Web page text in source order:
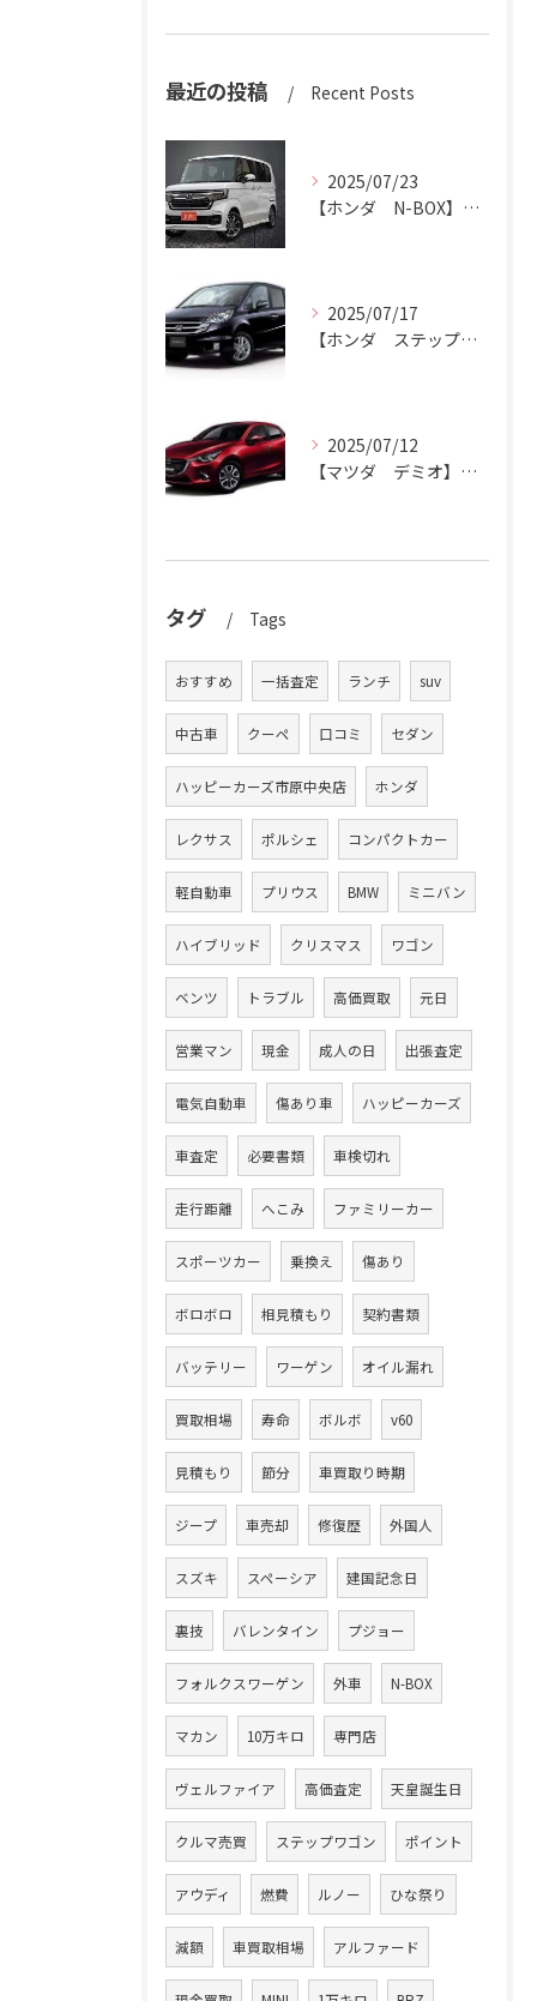
最近の投稿 Recent Posts
2025/07/23
【ホンダ N-BOX】N-BOXをハッピーカーズ市原中央店にお売りください。
2025/07/17
【ホンダ ステップワゴン】ハッピーカーズ市原中央店がステップワゴン買取ります。
2025/07/12
【マツダ デミオ】デミオの買取りはハッピーカーズ市原中央店におまかせ。
タグ Tags
おすすめ 一括査定 ランチ suv
中古車 クーペ 口コミ セダン
ハッピーカーズ市原中央店 ホンダ
レクサス ポルシェ コンパクトカー
軽自動車 プリウス BMW ミニバン
ハイブリッド クリスマス ワゴン
ベンツ トラブル 高価買取 元日
営業マン 現金 成人の日 出張査定
電気自動車 傷あり車 ハッピーカーズ
車査定 必要書類 車検切れ
走行距離 へこみ ファミリーカー
スポーツカー 乗換え 傷あり
ボロボロ 相見積もり 契約書類
バッテリー ワーゲン オイル漏れ
買取相場 寿命 ボルボ v60
見積もり 節分 車買取り時期
ジープ 車売却 修復歴 外国人
スズキ スペーシア 建国記念日
裏技 バレンタイン プジョー
フォルクスワーゲン 外車 N-BOX
マカン 10万キロ 専門店
ヴェルファイア 高価査定 天皇誕生日
クルマ売買 ステップワゴン ポイント
アウディ 燃費 ルノー ひな祭り
減額 車買取相場 アルファード